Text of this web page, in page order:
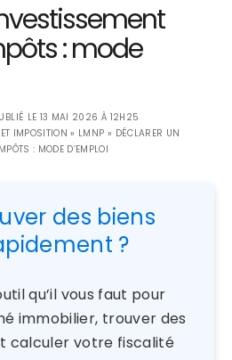
: mode
LE 13 MAI 2026 À 12H25
IMPOSITION » LMNP » DÉCLARER UN
: MODE D’EMPLOI
des biens
?
qu’il vous faut pour
immobilier, trouver des
calculer votre fiscalité